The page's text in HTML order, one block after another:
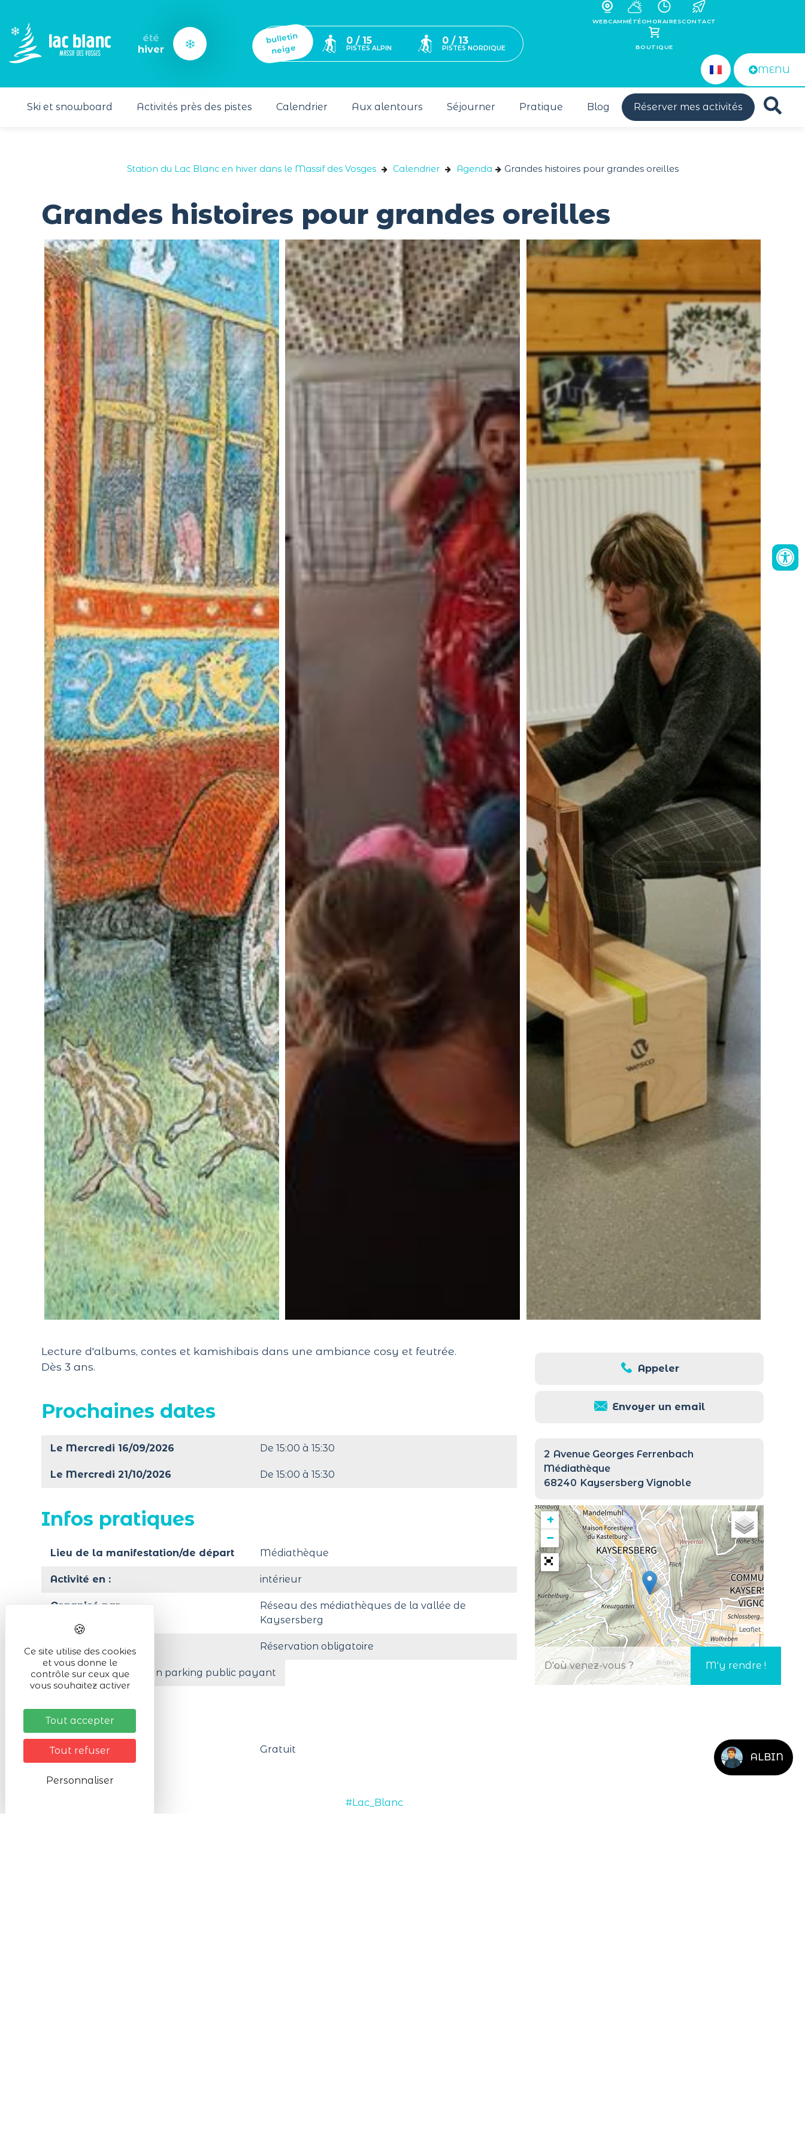
été
hiver
bulletin
neige
0 / 15
PISTES ALPIN
0 / 13
PISTES NORDIQUE
WEBCAMMÉTÉOHORAIRESCONTACT
BOUTIQUE
MENU
Ski et snowboard Activités près des pistes Calendrier Aux alentours Séjourner Pratique Blog Réserver mes activités
Station du Lac Blanc en hiver dans le Massif des Vosges Calendrier Agenda Grandes histoires pour grandes oreilles
Grandes histoires pour grandes oreilles
Appeler
Envoyer un email
2 Avenue Georges Ferrenbach
Médiathèque
68240 Kaysersberg Vignoble
+
−
Leaflet
Lecture d'albums, contes et kamishibaïs dans une ambiance cosy et feutrée.
Dès 3 ans.
Prochaines dates
Le Mercredi 16/09/2026 De 15:00 à 15:30
Le Mercredi 21/10/2026 De 15:00 à 15:30
Infos pratiques
Lieu de la manifestation/de départ Médiathèque
Activité en : intérieur
Organisé par
Réseau des médiathèques de la vallée de
Kaysersberg
Réservation Réservation obligatoire
A moins de 200 m d'un parking public payant
Tarifs
Tarifs Gratuit
#Lac_Blanc
ALBIN
Ce site utilise des cookies
et vous donne le
contrôle sur ceux que
vous souhaitez activer
Tout accepter
Tout refuser
Personnaliser